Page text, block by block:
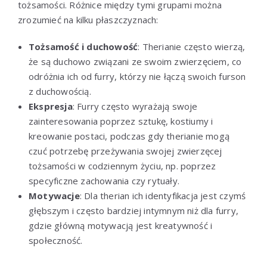
tożsamości. Różnice między tymi grupami można
zrozumieć na kilku płaszczyznach:
Tożsamość i duchowość: Therianie często wierzą,
że są duchowo związani ze swoim zwierzęciem, co
odróżnia ich od furry, którzy nie łączą swoich furson
z duchowością.
Ekspresja: Furry często wyrażają swoje
zainteresowania poprzez sztukę, kostiumy i
kreowanie postaci, podczas gdy therianie mogą
czuć potrzebę przeżywania swojej zwierzęcej
tożsamości w codziennym życiu, np. poprzez
specyficzne zachowania czy rytuały.
Motywacje: Dla therian ich identyfikacja jest czymś
głębszym i często bardziej intymnym niż dla furry,
gdzie główną motywacją jest kreatywność i
społeczność.